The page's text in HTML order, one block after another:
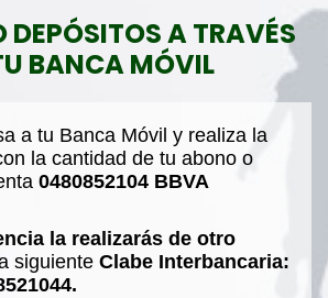
DEPÓSITOS A TRAVÉS
BANCA MÓVIL
a tu Banca Móvil y realiza la
la cantidad de tu abono o
0480852104 BBVA
la realizarás de otro
siguiente Clabe Interbancaria: